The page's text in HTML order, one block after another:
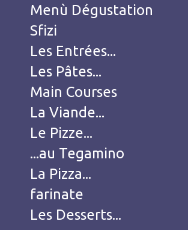
Menù Dégustation
Sfizi
Les Entrées...
Les Pâtes...
Main Courses
La Viande...
Le Pizze...
...au Tegamino
La Pizza...
farinate
Les Desserts...